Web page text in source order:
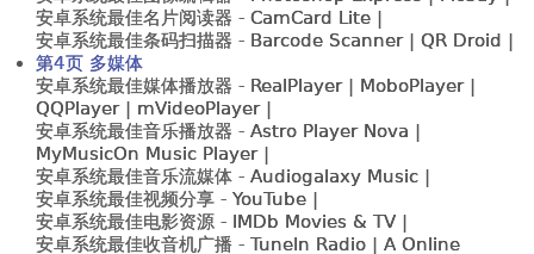
安卓系统最佳名片阅读器 -CamCard Lite |
安卓系统最佳条码扫描器 -Barcode Scanner | QR Droid |
第4页 多媒体
安卓系统最佳媒体播放器 -RealPlayer | MoboPlayer |
QQPlayer | mVideoPlayer |
安卓系统最佳音乐播放器 -Astro Player Nova |
MyMusicOn Music Player |
安卓系统最佳音乐流媒体 -Audiogalaxy Music |
安卓系统最佳视频分享 -YouTube |
安卓系统最佳电影资源 -IMDb Movies & TV |
安卓系统最佳收音机广播 -TuneIn Radio | A Online